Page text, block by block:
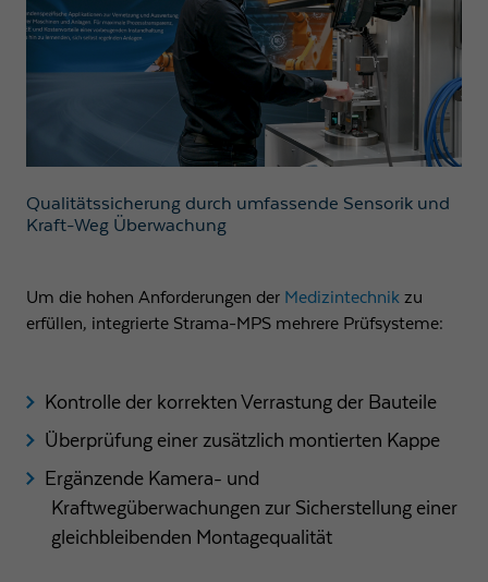
Qualitätssicherung durch umfassende Sensorik und
Kraft-Weg Überwachung
Um die hohen Anforderungen der Medizintechnik zu
erfüllen, integrierte Strama-MPS mehrere Prüfsysteme:
Kontrolle der korrekten Verrastung der Bauteile
Überprüfung einer zusätzlich montierten Kappe
Ergänzende Kamera- und
Kraftwegüberwachungen zur Sicherstellung einer
gleichbleibenden Montagequalität